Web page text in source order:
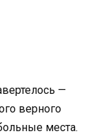
—
верного
места.